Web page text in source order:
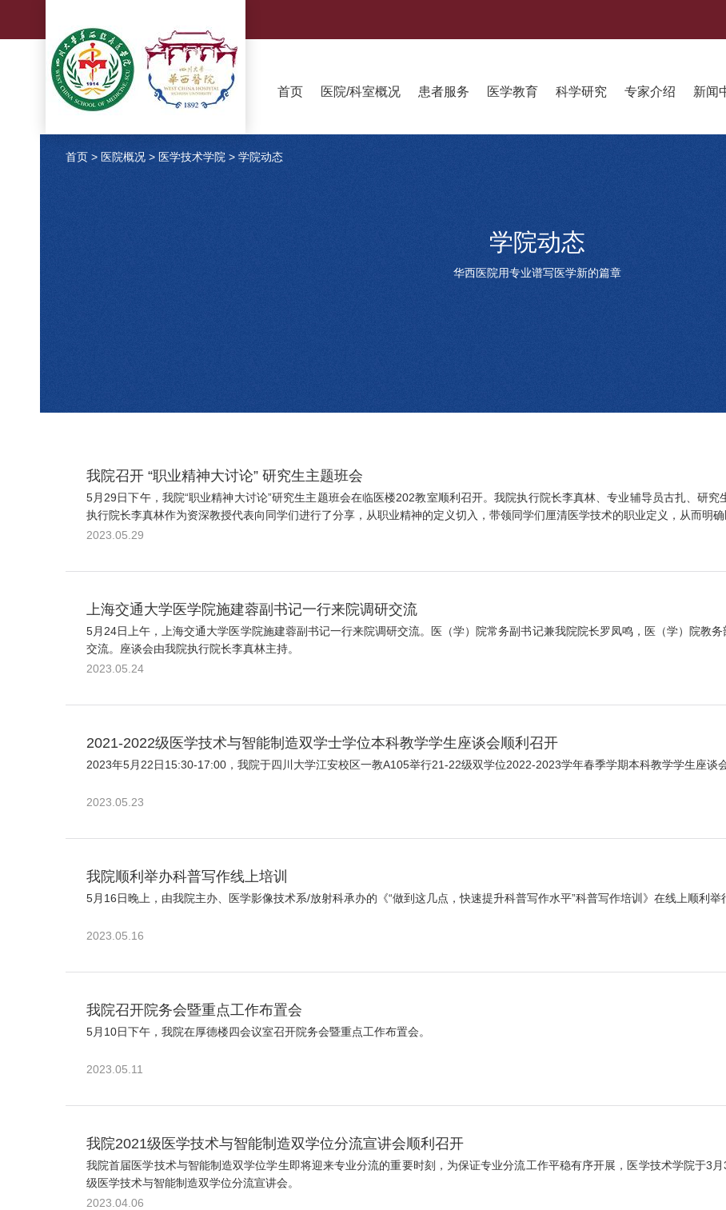
首页 医院/科室概况 患者服务 医学教育 科学研究 专家介绍 新闻
首页 > 医院概况 > 医学技术学院 > 学院动态
学院动态
华西医院用专业谱写医学新的篇章
我院召开 “职业精神大讨论” 研究生主题班会
5月29日下午，我院“职业精神大讨论”研究生主题班会在临医楼202教室顺利召开。我院执行院长李真林、专业辅导员古扎、研
执行院长李真林作为资深教授代表向同学们进行了分享，从职业精神的定义切入，带领同学们厘清医学技术的职业定义，从而明确
2023.05.29
上海交通大学医学院施建蓉副书记一行来院调研交流
5月24日上午，上海交通大学医学院施建蓉副书记一行来院调研交流。医（学）院常务副书记兼我院院长罗凤鸣，医（学）院教
交流。座谈会由我院执行院长李真林主持。
2023.05.24
2021-2022级医学技术与智能制造双学士学位本科教学学生座谈会顺利召开
2023年5月22日15:30-17:00，我院于四川大学江安校区一教A105举行21-22级双学位2022-2023学年春季学期本科教学学生座谈会
2023.05.23
我院顺利举办科普写作线上培训
5月16日晚上，由我院主办、医学影像技术系/放射科承办的《“做到这几点，快速提升科普写作水平”科普写作培训》在线上顺利举
2023.05.16
我院召开院务会暨重点工作布置会
5月10日下午，我院在厚德楼四会议室召开院务会暨重点工作布置会。
2023.05.11
我院2021级医学技术与智能制造双学位分流宣讲会顺利召开
我院首届医学技术与智能制造双学位学生即将迎来专业分流的重要时刻，为保证专业分流工作平稳有序开展，医学技术学院于3
级医学技术与智能制造双学位分流宣讲会。
2023.04.06